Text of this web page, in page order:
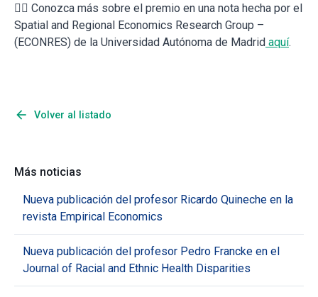
👉🏼 Conozca más sobre el premio en una nota hecha por el
Spatial and Regional Economics Research Group –
(ECONRES) de la Universidad Autónoma de Madrid aquí.
Más noticias
Nueva publicación del profesor Ricardo Quineche en la
revista Empirical Economics
Nueva publicación del profesor Pedro Francke en el
Journal of Racial and Ethnic Health Disparities
arrow_back Volver al listado